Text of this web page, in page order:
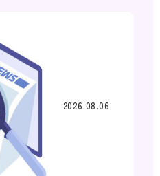
2026.08.06